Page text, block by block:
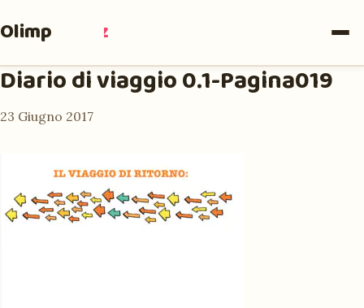
Olimpia Ruiz
Diario di viaggio 0.1-Pagina019
23 Giugno 2017